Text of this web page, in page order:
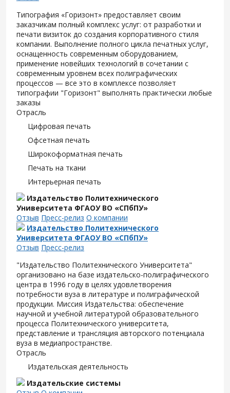
Типография «Горизонт» предоставляет своим
заказчикам полный комплекс услуг: от разработки и
печати визиток до создания корпоративного стиля
компании. Выполнение полного цикла печатных услуг,
оснащенность современным оборудованием,
применение новейших технологий в сочетании с
современным уровнем всех полиграфических
процессов — все это в комплексе позволяет
типографии "Горизонт" выполнять практически любые
заказы
Отрасль
Цифровая печать
Офсетная печать
Широкоформатная печать
Печать на ткани
Интерьерная печать
Издательство Политехнического
Университета ФГАОУ ВО «СПбПУ»
Отзыв Пресс-релиз О компании
Издательство Политехнического
Университета ФГАОУ ВО «СПбПУ»
Отзыв Пресс-релиз
"Издательство Политехнического Университета"
организовано на базе издательско-полиграфического
центра в 1996 году в целях удовлетворения
потребности вуза в литературе и полиграфической
продукции. Миссия Издательства: обеспечение
научной и учебной литературой образовательного
процесса Политехнического университета,
представление и трансляция авторского потенциала
вуза в медиапространстве.
Отрасль
Издательская деятельность
Издательские системы